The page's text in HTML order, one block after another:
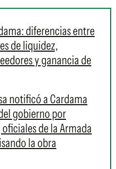
diferencias entre
de liquidez,
y ganancia de
notificó a Cardama
gobierno por
de la Armada
la obra